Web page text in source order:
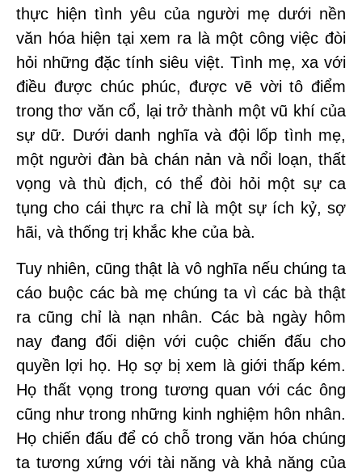
thực hiện tình yêu của người mẹ dưới nền
văn hóa hiện tại xem ra là một công việc đòi
hỏi những đặc tính siêu việt. Tình mẹ, xa với
điều được chúc phúc, được vẽ vời tô điểm
trong thơ văn cổ, lại trở thành một vũ khí của
sự dữ. Dưới danh nghĩa và đội lốp tình mẹ,
một người đàn bà chán nản và nổi loạn, thất
vọng và thù địch, có thể đòi hỏi một sự ca
tụng cho cái thực ra chỉ là một sự ích kỷ, sợ
hãi, và thống trị khắc khe của bà.
Tuy nhiên, cũng thật là vô nghĩa nếu chúng ta
cáo buộc các bà mẹ chúng ta vì các bà thật
ra cũng chỉ là nạn nhân. Các bà ngày hôm
nay đang đối diện với cuộc chiến đấu cho
quyền lợi họ. Họ sợ bị xem là giới thấp kém.
Họ thất vọng trong tương quan với các ông
cũng như trong những kinh nghiệm hôn nhân.
Họ chiến đấu để có chỗ trong văn hóa chúng
ta tương xứng với tài năng và khả năng của